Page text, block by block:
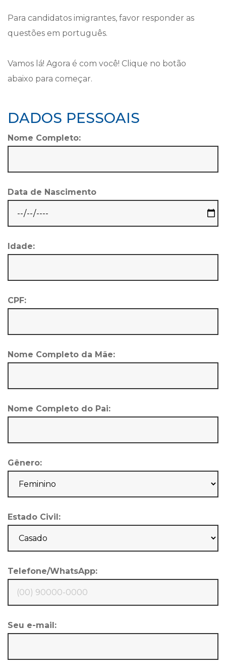
Para candidatos imigrantes, favor responder as
questões em português.
Vamos lá! Agora é com você! Clique no botão
abaixo para começar.
DADOS PESSOAIS
Nome Completo:
Data de Nascimento
Idade:
CPF:
Nome Completo da Mãe:
Nome Completo do Pai:
Gênero:
Estado Civil:
Telefone/WhatsApp:
Seu e-mail: